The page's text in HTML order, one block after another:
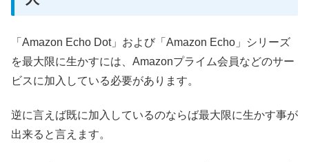
「Amazon Echo Dot」および「Amazon Echo」シリーズ
を最大限に生かすには、Amazonプライム会員などのサー
ビスに加入している必要があります。
逆に言えば既に加入しているのならば最大限に生かす事が
出来ると言えます。